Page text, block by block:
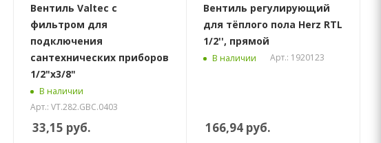
Вентиль Valtec с
фильтром для
подключения
сантехнических приборов
1/2"х3/8"
В наличии
Арт.: VT.282.GBC.0403
33,15 руб.
Вентиль регулирующий
для тёплого пола Herz RTL
1/2'', прямой
В наличии Арт.: 1920123
166,94 руб.